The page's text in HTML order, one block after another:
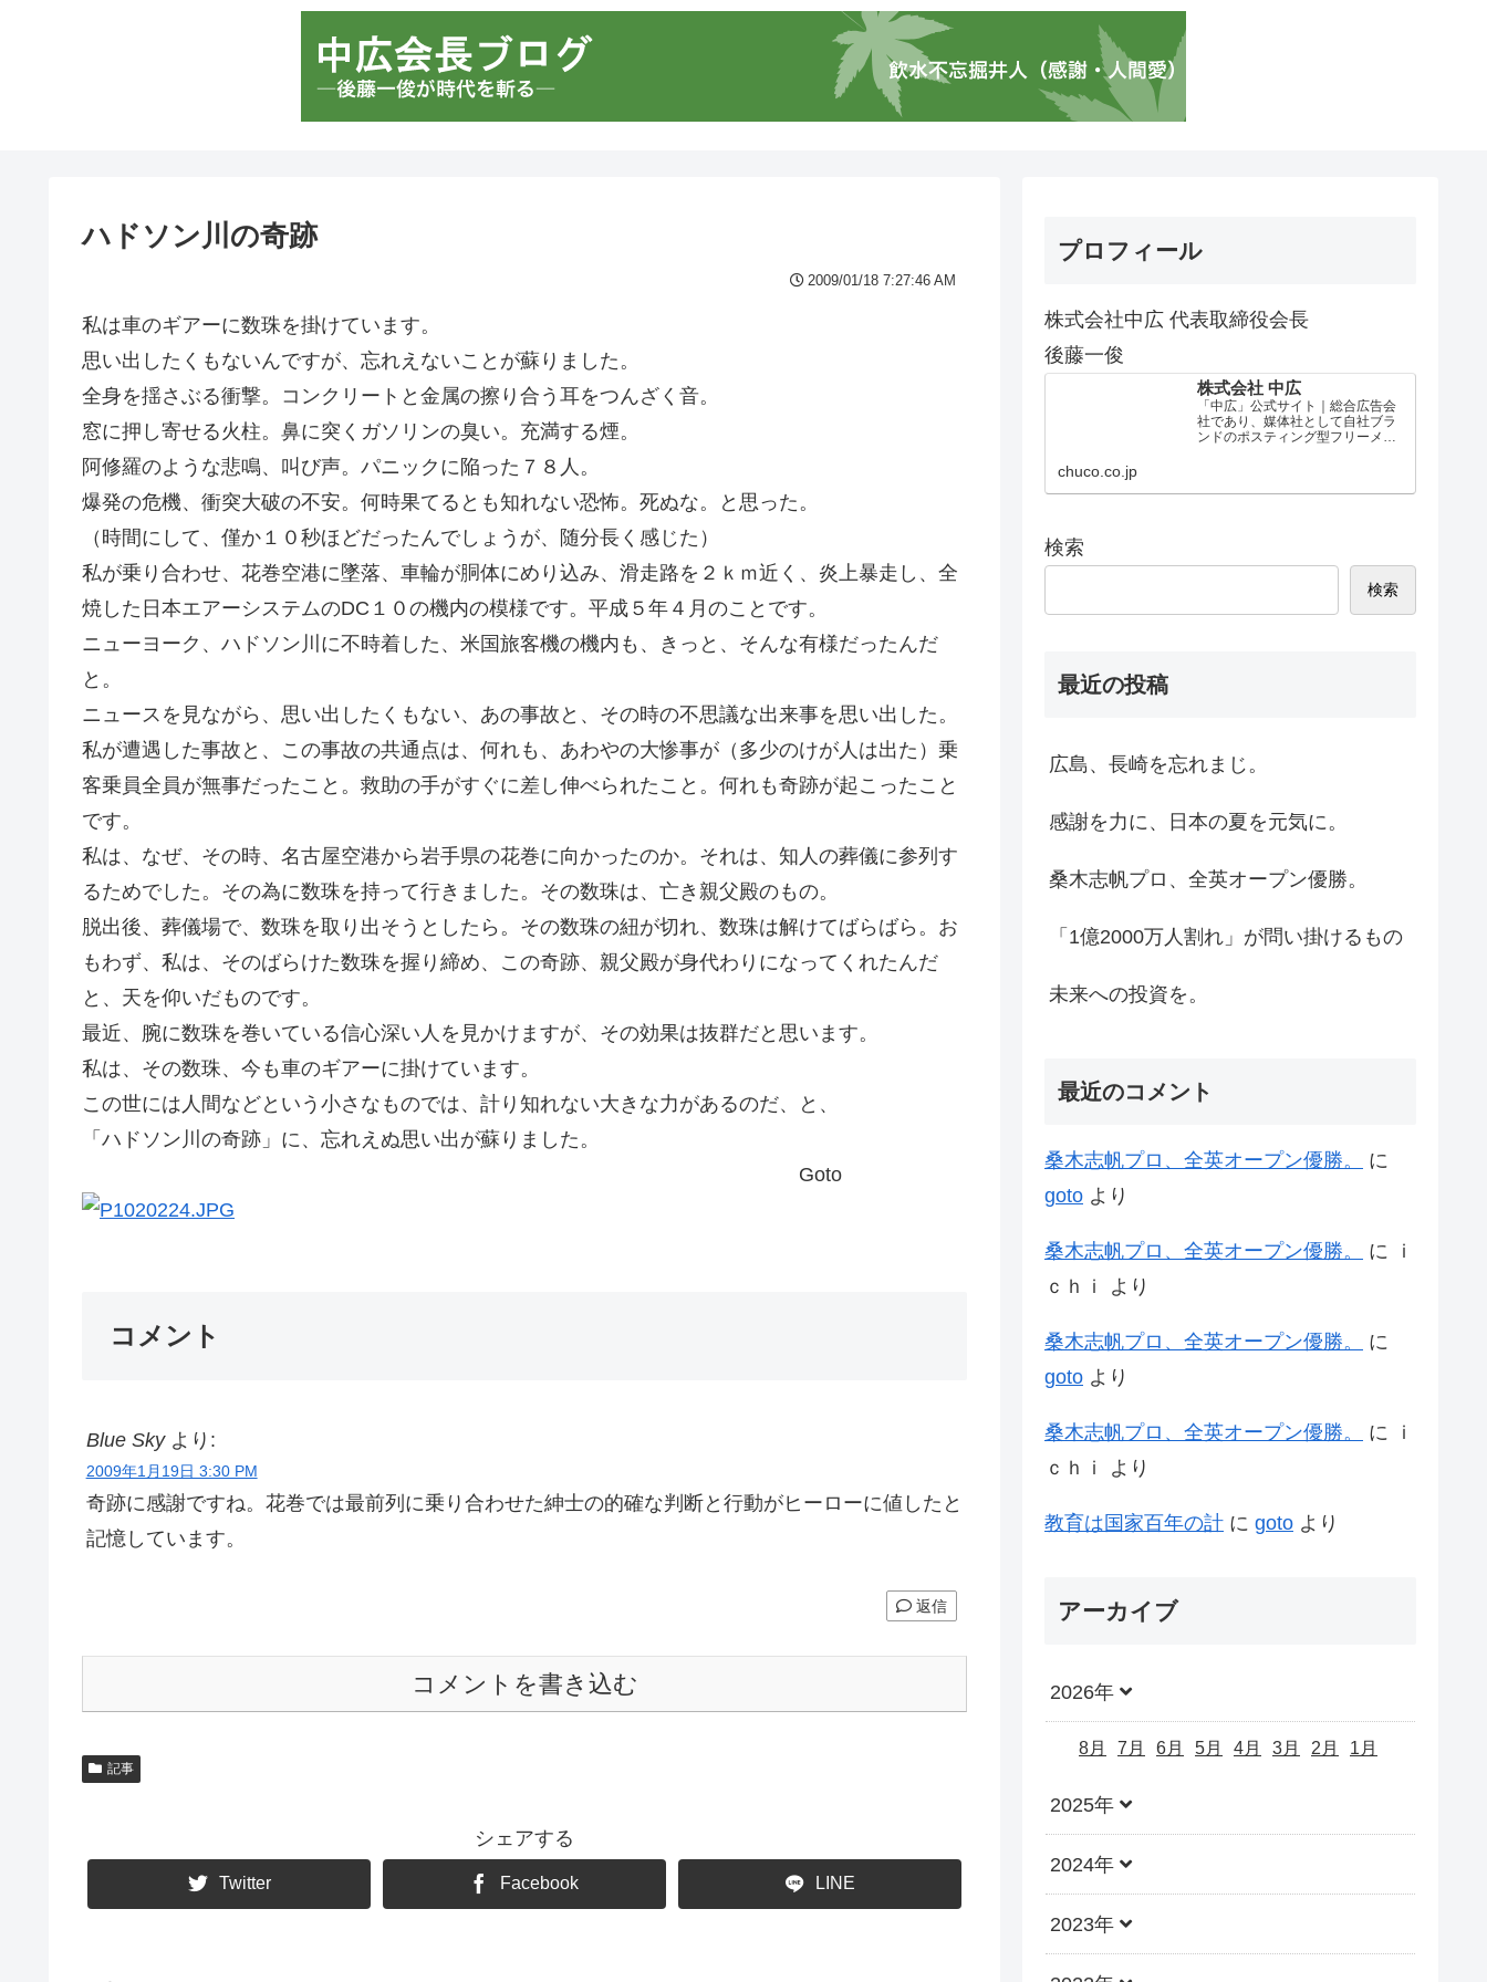
ハドソン川の奇跡
2009/01/18 7:27:46 AM
私は車のギアーに数珠を掛けています。
思い出したくもないんですが、忘れえないことが蘇りました。
全身を揺さぶる衝撃。コンクリートと金属の擦り合う耳をつんざく音。
窓に押し寄せる火柱。鼻に突くガソリンの臭い。充満する煙。
阿修羅のような悲鳴、叫び声。パニックに陥った７８人。
爆発の危機、衝突大破の不安。何時果てるとも知れない恐怖。死ぬな。と思った。
（時間にして、僅か１０秒ほどだったんでしょうが、随分長く感じた）
私が乗り合わせ、花巻空港に墜落、車輪が胴体にめり込み、滑走路を２ｋｍ近く、炎上暴走し、全
焼した日本エアーシステムのDC１０の機内の模様です。平成５年４月のことです。
ニューヨーク、ハドソン川に不時着した、米国旅客機の機内も、きっと、そんな有様だったんだ
と。
ニュースを見ながら、思い出したくもない、あの事故と、その時の不思議な出来事を思い出した。
私が遭遇した事故と、この事故の共通点は、何れも、あわやの大惨事が（多少のけが人は出た）乗
客乗員全員が無事だったこと。救助の手がすぐに差し伸べられたこと。何れも奇跡が起こったこと
です。
私は、なぜ、その時、名古屋空港から岩手県の花巻に向かったのか。それは、知人の葬儀に参列す
るためでした。その為に数珠を持って行きました。その数珠は、亡き親父殿のもの。
脱出後、葬儀場で、数珠を取り出そうとしたら。その数珠の紐が切れ、数珠は解けてばらばら。お
もわず、私は、そのばらけた数珠を握り締め、この奇跡、親父殿が身代わりになってくれたんだ
と、天を仰いだものです。
最近、腕に数珠を巻いている信心深い人を見かけますが、その効果は抜群だと思います。
私は、その数珠、今も車のギアーに掛けています。
この世には人間などという小さなものでは、計り知れない大きな力があるのだ、と、
「ハドソン川の奇跡」に、忘れえぬ思い出が蘇りました。
Goto
コメント
Blue Sky より:
2009年1月19日 3:30 PM
奇跡に感謝ですね。花巻では最前列に乗り合わせた紳士の的確な判断と行動がヒーローに値したと
記憶しています。
返信
コメントを書き込む
記事
シェアする
Twitter Facebook LINE
プロフィール
株式会社中広 代表取締役会長
後藤一俊
株式会社 中広
「中広」公式サイト｜総合広告会
社であり、媒体社として自社ブラ
ンドのポスティング型フリーメデ
chuco.co.jp
検索
検索
最近の投稿
広島、長崎を忘れまじ。
感謝を力に、日本の夏を元気に。
桑木志帆プロ、全英オープン優勝。
「1億2000万人割れ」が問い掛けるもの
未来への投資を。
最近のコメント
桑木志帆プロ、全英オープン優勝。
に
goto より
桑木志帆プロ、全英オープン優勝。 に
ｉ
ｃｈｉ
より
桑木志帆プロ、全英オープン優勝。
に
goto より
桑木志帆プロ、全英オープン優勝。 に
ｉ
ｃｈｉ
より
教育は国家百年の計 に goto より
アーカイブ
2026年
8月 7月 6月 5月 4月 3月 2月 1月
2025年
2024年
2023年